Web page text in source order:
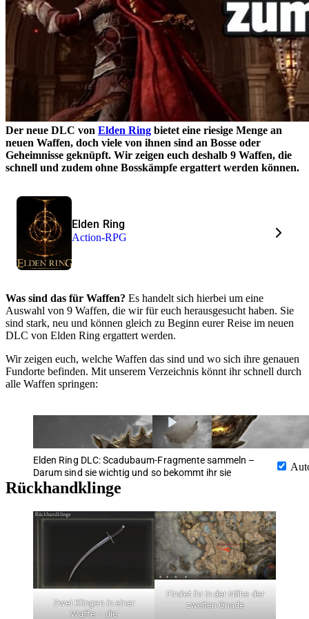
Der neue DLC von Elden Ring bietet eine riesige Menge an
neuen Waffen, doch viele von ihnen sind an Bosse oder
Geheimnisse geknüpft. Wir zeigen euch deshalb 9 Waffen, die
schnell und zudem ohne Bosskämpfe ergattert werden können.
Elden Ring
Action-RPG
Was sind das für Waffen? Es handelt sich hierbei um eine
Auswahl von 9 Waffen, die wir für euch herausgesucht haben. Sie
sind stark, neu und können gleich zu Beginn eurer Reise im neuen
DLC von Elden Ring ergattert werden.
Wir zeigen euch, welche Waffen das sind und wo sich ihre genauen
Fundorte befinden. Mit unserem Verzeichnis könnt ihr schnell durch
alle Waffen springen:
Elden Ring DLC: Scadubaum-Fragmente sammeln –
Darum sind sie wichtig und so bekommt ihr sie
Rückhandklinge
Zwei Klingen in einer
Waffe – die
Findet ihr in der Nähe der
zweiten Gnade